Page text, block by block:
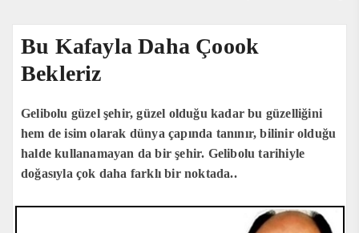
Bu Kafayla Daha Çoook
Bekleriz
Gelibolu güzel şehir, güzel olduğu kadar bu güzelliğini
hem de isim olarak dünya çapında tanınır, bilinir olduğu
halde kullanamayan da bir şehir. Gelibolu tarihiyle
doğasıyla çok daha farklı bir noktada..